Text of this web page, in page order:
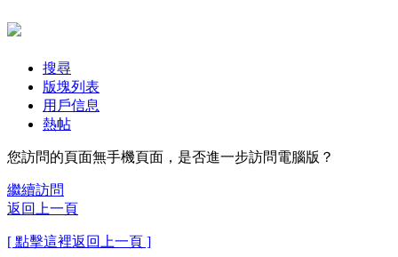
搜尋
版塊列表
用戶信息
熱帖
您訪問的頁面無手機頁面，是否進一步訪問電腦版？
繼續訪問
返回上一頁
[ 點擊這裡返回上一頁 ]